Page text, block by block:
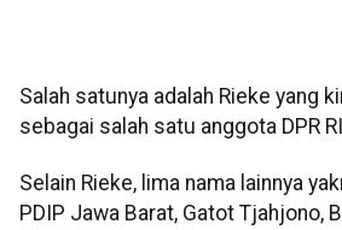
Salah satunya adalah Rieke yang
sebagai salah satu anggota DPR
Selain Rieke, lima nama lainnya
PDIP Jawa Barat, Gatot Tjahjono,